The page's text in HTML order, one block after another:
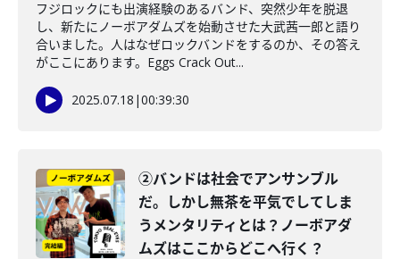
フジロックにも出演経験のあるバンド、突然少年を脱退
し、新たにノーボアダムズを始動させた大武茜一郎と語り
合いました。人はなぜロックバンドをするのか、その答え
がここにあります。Eggs Crack Out...
2025.07.18 |00:39:30
②バンドは社会でアンサンブル
だ。しかし無茶を平気でしてしま
うメンタリティとは？ノーボアダ
ムズはここからどこへ行く？